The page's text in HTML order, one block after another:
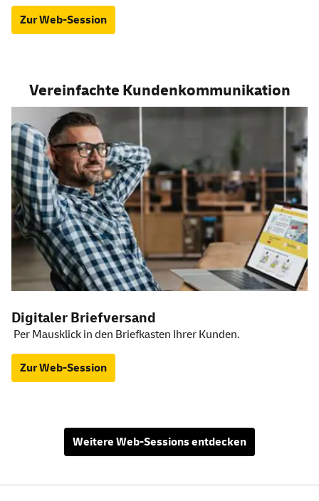
Zur Web-Session
Vereinfachte Kundenkommunikation
Digitaler Briefversand
Per Mausklick in den Briefkasten Ihrer Kunden.
Zur Web-Session
Weitere Web-Sessions entdecken